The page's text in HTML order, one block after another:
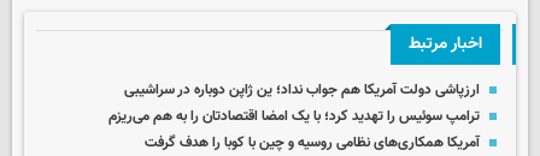
اخبار مرتبط
ارزپاشی دولت آمریکا هم جواب نداد؛ ین ژاپن دوباره در سراشیبی
ترامپ سوئیس را تهدید کرد؛ با یک امضا اقتصادتان را به هم می‌ریزم
آمریکا همکاری‌های نظامی روسیه و چین با کوبا را هدف گرفت